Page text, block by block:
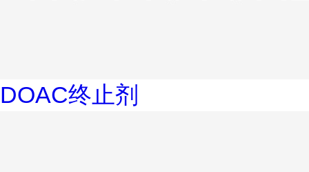
DOAC终止剂